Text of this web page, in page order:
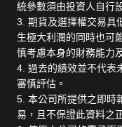
統參數須由投資人自行
3. 期貨及選擇權交易具
生極大利潤的同時也可
慎考慮本身的財務能力
4. 過去的績效並不代表
審慎評估。
5. 本公司所提供之即時
易，且不保證此資料之